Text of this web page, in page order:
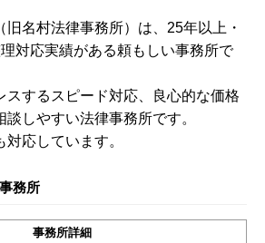
名村法律事務所）は、25年以上・
対応実績がある頼もしい事務所で
スするスピード対応、良心的な価格
しやすい法律事務所です。
応しています。
務所
事務所詳細